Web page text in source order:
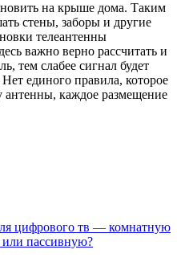
на крыше дома. Таким
стены, заборы и другие
телеантенны
важно верно рассчитать и
тем слабее сигнал будет
единого правила, которое
антенны, каждое размещение
цифрового тв — комнатную
пассивную?